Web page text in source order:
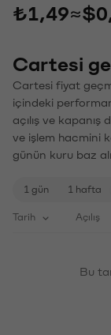
₺1,49≈
Cartesi
Cartesi fiyat
içindeki
açılış ve
ve işlem hacmini
günün kuru baz
1 gün 1 hafta
Tarih Açılış
Bu